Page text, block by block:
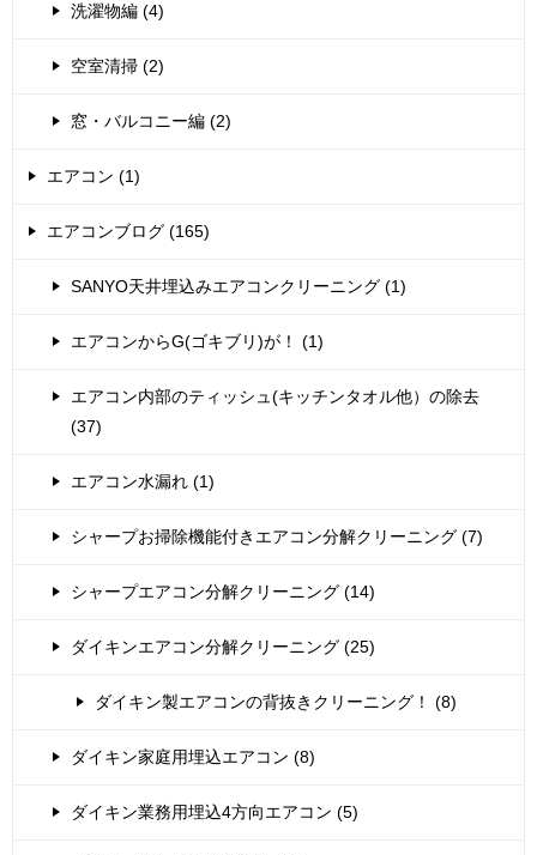
洗濯物編 (4)
空室清掃 (2)
窓・バルコニー編 (2)
エアコン (1)
エアコンブログ (165)
SANYO天井埋込みエアコンクリーニング (1)
エアコンからG(ゴキブリ)が！ (1)
エアコン内部のティッシュ(キッチンタオル他）の除去
(37)
エアコン水漏れ (1)
シャープお掃除機能付きエアコン分解クリーニング (7)
シャープエアコン分解クリーニング (14)
ダイキンエアコン分解クリーニング (25)
ダイキン製エアコンの背抜きクリーニング！ (8)
ダイキン家庭用埋込エアコン (8)
ダイキン業務用埋込4方向エアコン (5)